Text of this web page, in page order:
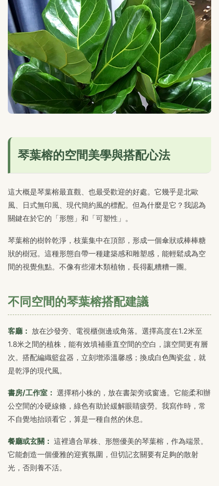
琴葉榕的空間美學與搭配心法
這大概是琴葉榕最直觀、也最受歡迎的好處。它幾乎是北歐
風、日式無印風、現代簡約風的標配。但為什麼是它？我認為
關鍵在於它的「形態」和「可塑性」。
琴葉榕的樹幹乾淨，枝葉集中在頂部，形成一個傘狀或棒棒糖
狀的樹冠。這種形態自帶一種建築感和雕塑感，能輕鬆成為空
間的視覺焦點。不像有些灌木類植物，長得亂糟糟一團。
不同空間的琴葉榕搭配建議
客廳： 放在沙發旁、電視櫃側邊或角落。選擇高度在1.2米至
1.8米之間的植株，能有效填補垂直空間的空白，讓空間更有層
次。搭配編織籃盆器，立刻增添溫馨感；換成白色陶瓷盆，就
是乾淨的現代風。
書房/工作室： 選擇稍小株的，放在書架旁或窗邊。它能柔和辦
公空間的冷硬線條，綠色有助於緩解眼睛疲勞。我寫作時，常
不自覺地抬頭看它，算是一種自然的休息。
餐廳或玄關： 這裡適合單株、形態優美的琴葉榕，作為端景。
它能創造一個優雅的迎賓氛圍，但切記玄關要有足夠的散射
光，否則養不活。